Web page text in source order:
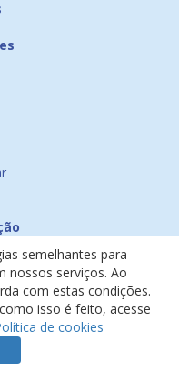
semelhantes para
nossos serviços. Ao
com estas condições.
isso é feito, acesse
de cookies